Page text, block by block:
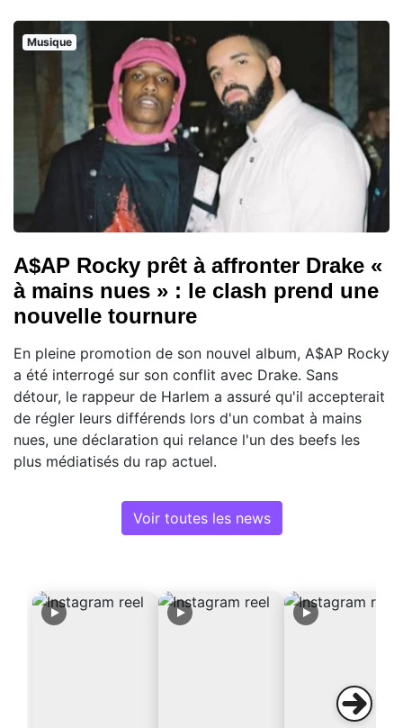
Musique
A$AP Rocky prêt à affronter Drake «
à mains nues » : le clash prend une
nouvelle tournure
En pleine promotion de son nouvel album, A$AP Rocky
a été interrogé sur son conflit avec Drake. Sans
détour, le rappeur de Harlem a assuré qu'il accepterait
de régler leurs différends lors d'un combat à mains
nues, une déclaration qui relance l'un des beefs les
plus médiatisés du rap actuel.
Voir toutes les news